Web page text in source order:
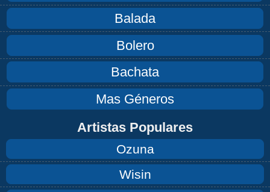
Balada
Bolero
Bachata
Mas Géneros
Artistas Populares
Ozuna
Wisin